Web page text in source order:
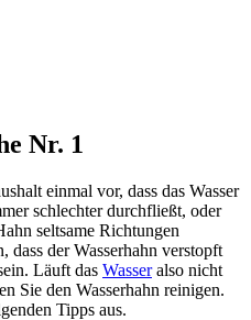
Nr. 1
einmal vor, dass das Wasser
schlechter durchfließt, oder
seltsame Richtungen
dass der Wasserhahn verstopft
Läuft das Wasseralso nicht
Sie den Wasserhahn reinigen.
Tipps aus.